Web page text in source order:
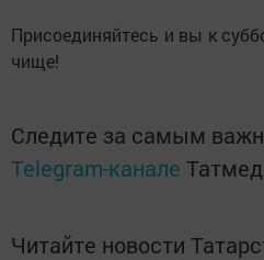
Присоединяйтесь и вы к
чище!
Следите за самым
Telegram-канале
Читайте новости